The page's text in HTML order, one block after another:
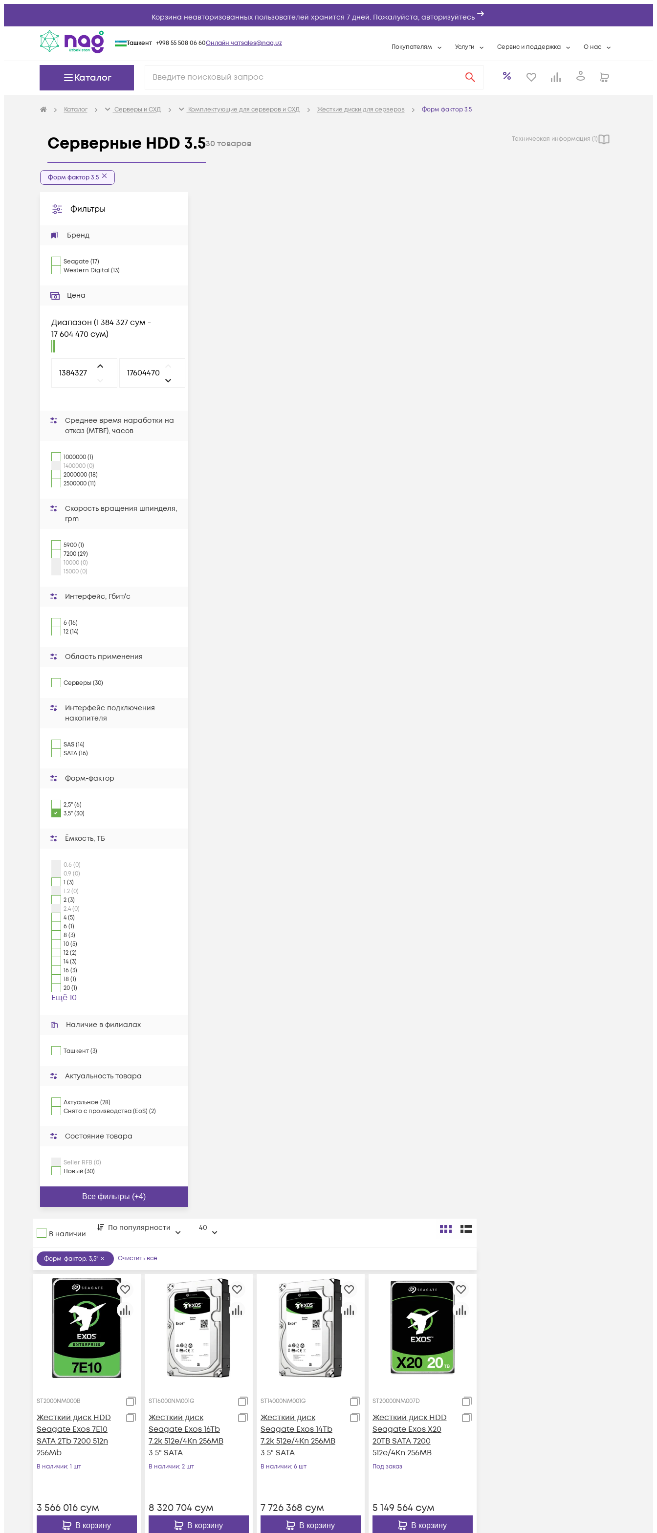
Корзина неавторизованных пользователей хранится 7 дней. Пожалуйста, авторизуйтесь
Ташкент +998 55 508 06 60Онлайн чатsales@nag.uz Покупателям
Вопросы и ответы
Услуги
Расширенная гарантия
Сервис и поддержка
Разовые выездные работы
О нас
Контактная
Каталог
Каталог Серверы и СХД Комплектующие для серверов и СХД Жесткие диски для серверов Форм фактор 3.5
Серверные HDD 3.530 товаров Техническая информация (1)
Фильтры
Бренд
Seagate (17)
Western Digital (13)
Цена
Диапазон (1 384 327 сум -
17 604 470 сум)
Среднее время наработки на
отказ (MTBF), часов
1000000 (1)
1400000 (0)
2000000 (18)
2500000 (11)
Скорость вращения шпинделя,
rpm
5900 (1)
7200 (29)
10000 (0)
15000 (0)
Интерфейс, Гбит/с
6 (16)
12 (14)
Область применения
Серверы (30)
Интерфейс подключения
накопителя
SAS (14)
SATA (16)
Форм-фактор
2,5" (6)
3,5" (30)
Ëмкость, ТБ
0.6 (0)
0.9 (0)
1 (3)
1.2 (0)
2 (3)
2.4 (0)
4 (5)
6 (1)
8 (3)
10 (5)
12 (2)
14 (3)
16 (3)
18 (1)
20 (1)
Ещё 10
Наличие в филиалах
Ташкент (3)
Актуальность товара
Актуальное (28)
Снято с производства (EoS) (2)
Состояние товара
Seller RFB (0)
Новый (30)
Все фильтры (+4)
Форм фактор 3.5
В наличии
По популярности 40
Форм-фактор: 3,5" Очистить всё
ST2000NM000B
Жесткий диск HDD
Seagate Exos 7E10
SATA 2Tb 7200 512n
256Mb
В наличии: 1 шт
3 566 016 сум
В корзину
ST16000NM001G
Жесткий диск
Seagate Exos 16Tb
7.2k 512e/4Kn 256MB
3.5" SATA
В наличии: 2 шт
8 320 704сум
В корзину
ST14000NM001G
Жесткий диск
Seagate Exos 14Tb
7.2k 512e/4Kn 256MB
3.5" SATA
В наличии: 6 шт
7 726 368 сум
В корзину
ST20000NM007D
Жесткий диск HDD
Seagate Exos X20
20TB SATA 7200
512e/4Kn 256MB
Под заказ
5 149 564сум
В корзину